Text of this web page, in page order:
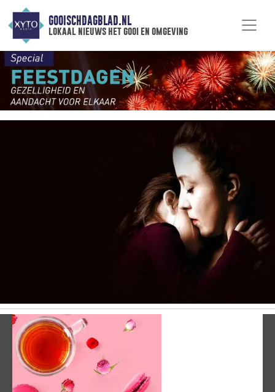
GOOISCHDAGBLAD.NL
lokaal nieuws het gooi en omgeving
Vorige